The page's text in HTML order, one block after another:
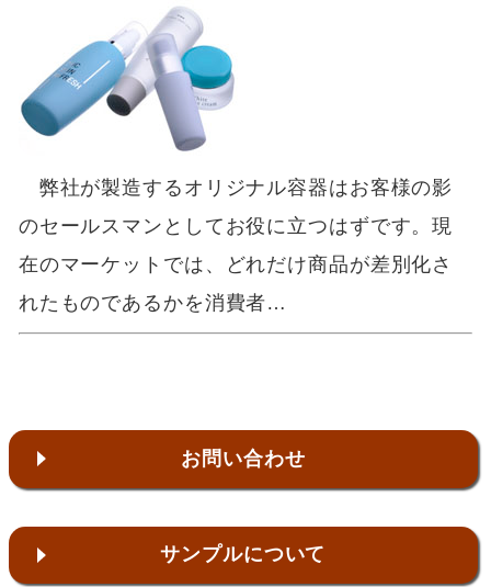
弊社が製造するオリジナル容器はお客様の影
のセールスマンとしてお役に立つはずです。現
在のマーケットでは、どれだけ商品が差別化さ
れたものであるかを消費者…
お問い合わせ
サンプルについて